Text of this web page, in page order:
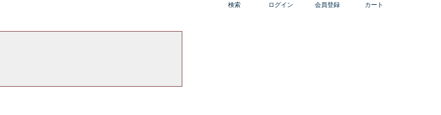
検索 ログイン 会員登録 カート